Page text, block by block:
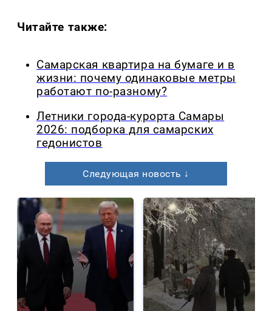
Читайте также:
Самарская квартира на бумаге и в
жизни: почему одинаковые метры
работают по-разному?
Летники города-курорта Самары
2026: подборка для самарских
гедонистов
Следующая новость ↓